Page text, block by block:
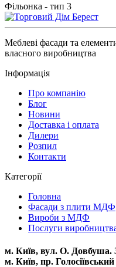
Фільонка - тип 3
Меблеві фасади та
власного виробництва
Інформація
Про компанію
Блог
Новини
Доставка і оплата
Дилери
Розпил
Контакти
Категорії
Головна
Фасади з плити МДФ
Вироби з МДФ
Послуги
м. Київ, вул. О. Довбуша.
м. Київ, пр. Голосіївський